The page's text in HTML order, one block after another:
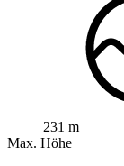
231 m
Max. Höhe